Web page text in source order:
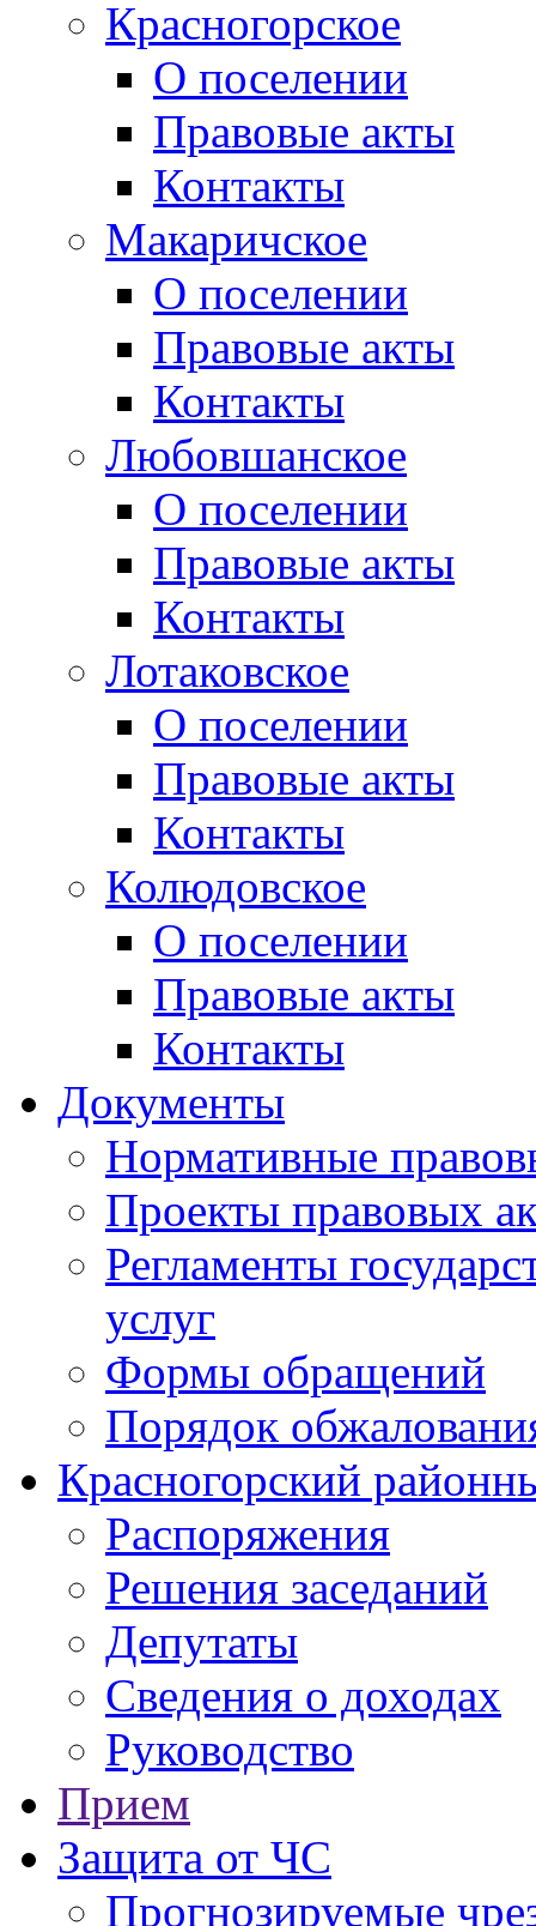
Красногорское
О поселении
Правовые акты
Контакты
Макаричское
О поселении
Правовые акты
Контакты
Любовшанское
О поселении
Правовые акты
Контакты
Лотаковское
О поселении
Правовые акты
Контакты
Колюдовское
О поселении
Правовые акты
Контакты
Документы
Нормативные
Проекты правовых
Регламенты
услуг
Формы обращений
Порядок
Красногорский
Распоряжения
Решения заседаний
Депутаты
Сведения о доходах
Руководство
Прием
Защита от ЧС
Прогнозируемые